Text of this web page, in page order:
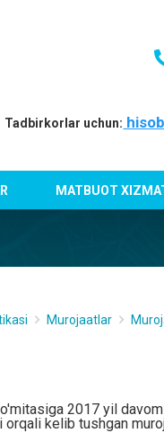
Tadbirkorlar uchun:
MATBUOT
Murojaatlar
2017 yil
orqali kelib tushgan